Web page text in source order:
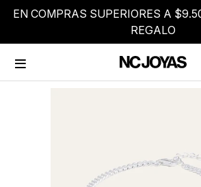
EN COMPRAS SUPERIORES A
REGALO
